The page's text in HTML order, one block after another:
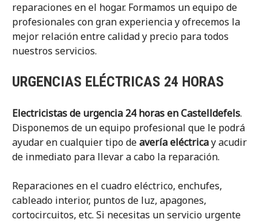
reparaciones en el hogar. Formamos un equipo de
profesionales con gran experiencia y ofrecemos la
mejor relación entre calidad y precio para todos
nuestros servicios.
URGENCIAS ELÉCTRICAS 24 HORAS
Electricistas de urgencia 24 horas en Castelldefels.
Disponemos de un equipo profesional que le podrá
ayudar en cualquier tipo deavería eléctricay acudir
de inmediato para llevar a cabo la reparación.
Reparaciones en el cuadro eléctrico, enchufes,
cableado interior, puntos de luz, apagones,
cortocircuitos, etc. Si necesitas un servicio urgente